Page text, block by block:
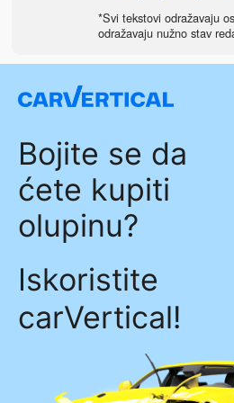
*Svi tekstovi odražavaju
odražavaju nužno stav